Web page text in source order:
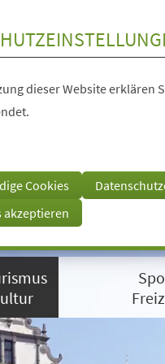
dieser Website erklären
Cookies
akzeptieren